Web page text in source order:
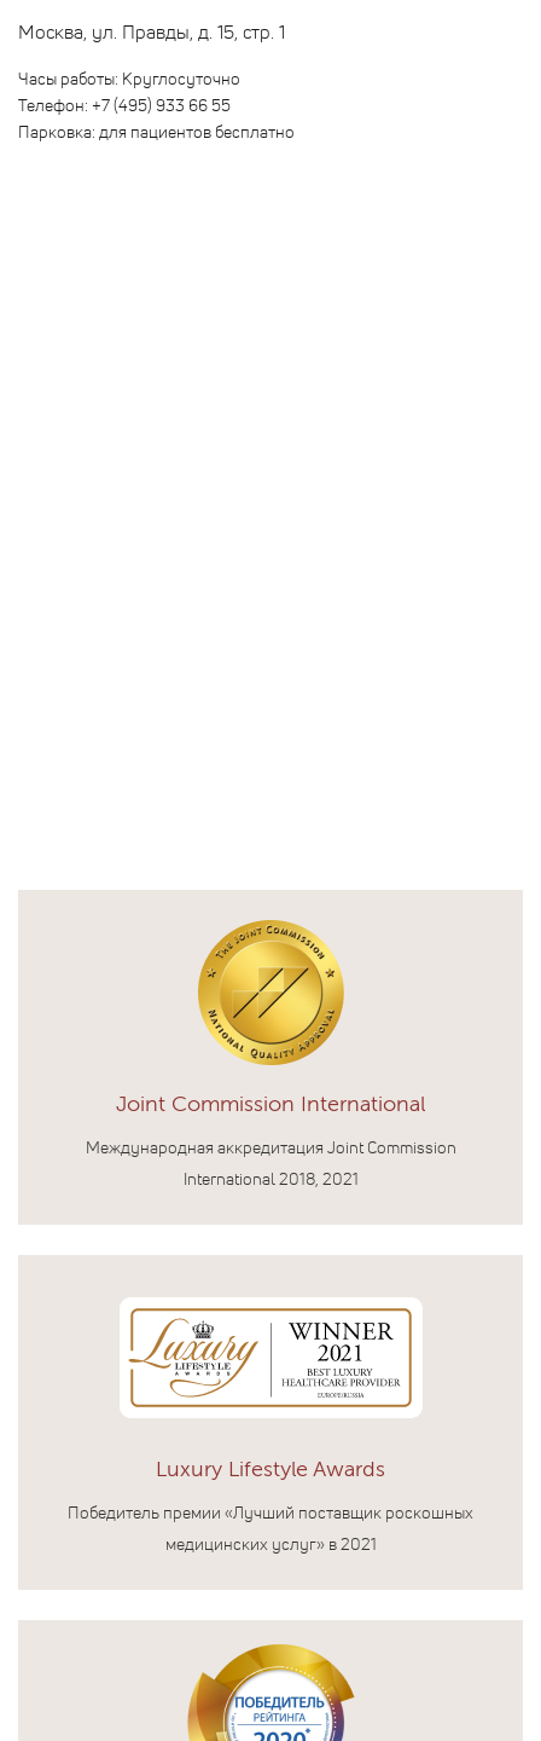
Москва, ул. Правды, д. 15, стр. 1
Часы работы: Круглосуточно
Телефон: +7 (495) 933 66 55
Парковка: для пациентов бесплатно
Joint Commission International
Международная аккредитация Joint Commission
International 2018, 2021
Luxury Lifestyle Awards
Победитель премии «Лучший поставщик роскошных
медицинских услуг» в 2021